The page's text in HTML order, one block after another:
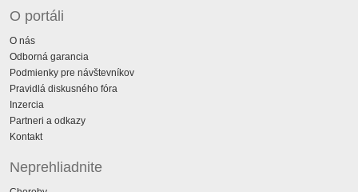
O portáli
O nás
Odborná garancia
Podmienky pre návštevníkov
Pravidlá diskusného fóra
Inzercia
Partneri a odkazy
Kontakt
Neprehliadnite